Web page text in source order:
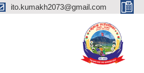
ito.kumakh2073@gmail.com